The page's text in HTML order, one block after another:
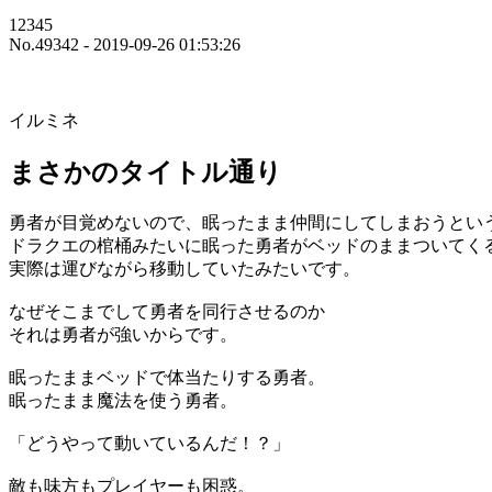
12345
No.49342 - 2019-09-26 01:53:26
イルミネ
まさかのタイトル通り
勇者が目覚めないので、眠ったまま仲間にしてしまおうとい
ドラクエの棺桶みたいに眠った勇者がベッドのままついてく
実際は運びながら移動していたみたいです。
なぜそこまでして勇者を同行させるのか
それは勇者が強いからです。
眠ったままベッドで体当たりする勇者。
眠ったまま魔法を使う勇者。
「どうやって動いているんだ！？」
敵も味方もプレイヤーも困惑。